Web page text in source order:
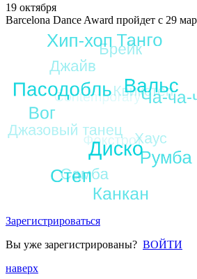
19 октября
Barcelona Dance Award пройдет с 29
Зарегистрироваться
Вы уже зарегистрированы? ВОЙТИ
наверх